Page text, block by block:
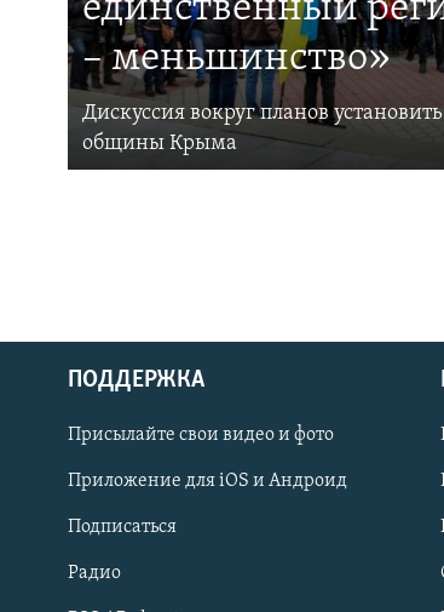
Українською
Qırımtatar
ПРИСОЕДИНЯЙТЕСЬ!
единственный
– меньшинство»
Дискуссия вокруг планов
общины Крыма
ПОДДЕРЖКА
Присылайте свои видео и фото
Приложение для iOS и Андроид
Подписаться
Радио